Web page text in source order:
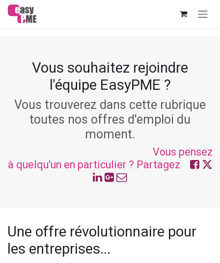
Se rendre au contenu
Vous souhaitez rejoindre
l'équipe EasyPME ?
Vous trouverez dans cette rubrique
toutes nos offres d'emploi du
moment.
Vous pensez
à quelqu'un en particulier ? Partagez
Une offre révolutionnaire pour
les entreprises...